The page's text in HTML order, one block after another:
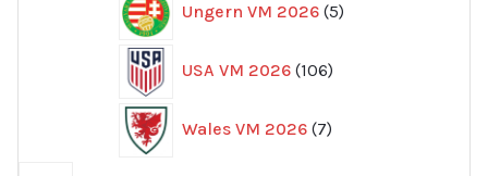
Ungern VM 2026 5
produkter
USA VM 2026 106
produkter
Wales VM 2026 7
produkter